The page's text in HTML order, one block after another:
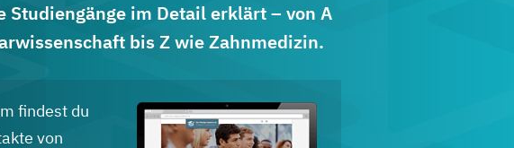
Studiengänge im Detail erklärt – von A
bis Z wie Zahnmedizin.
findest du
von